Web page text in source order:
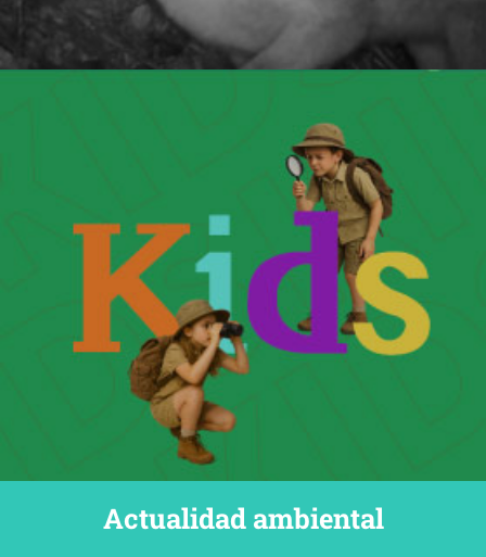
Actualidad ambiental